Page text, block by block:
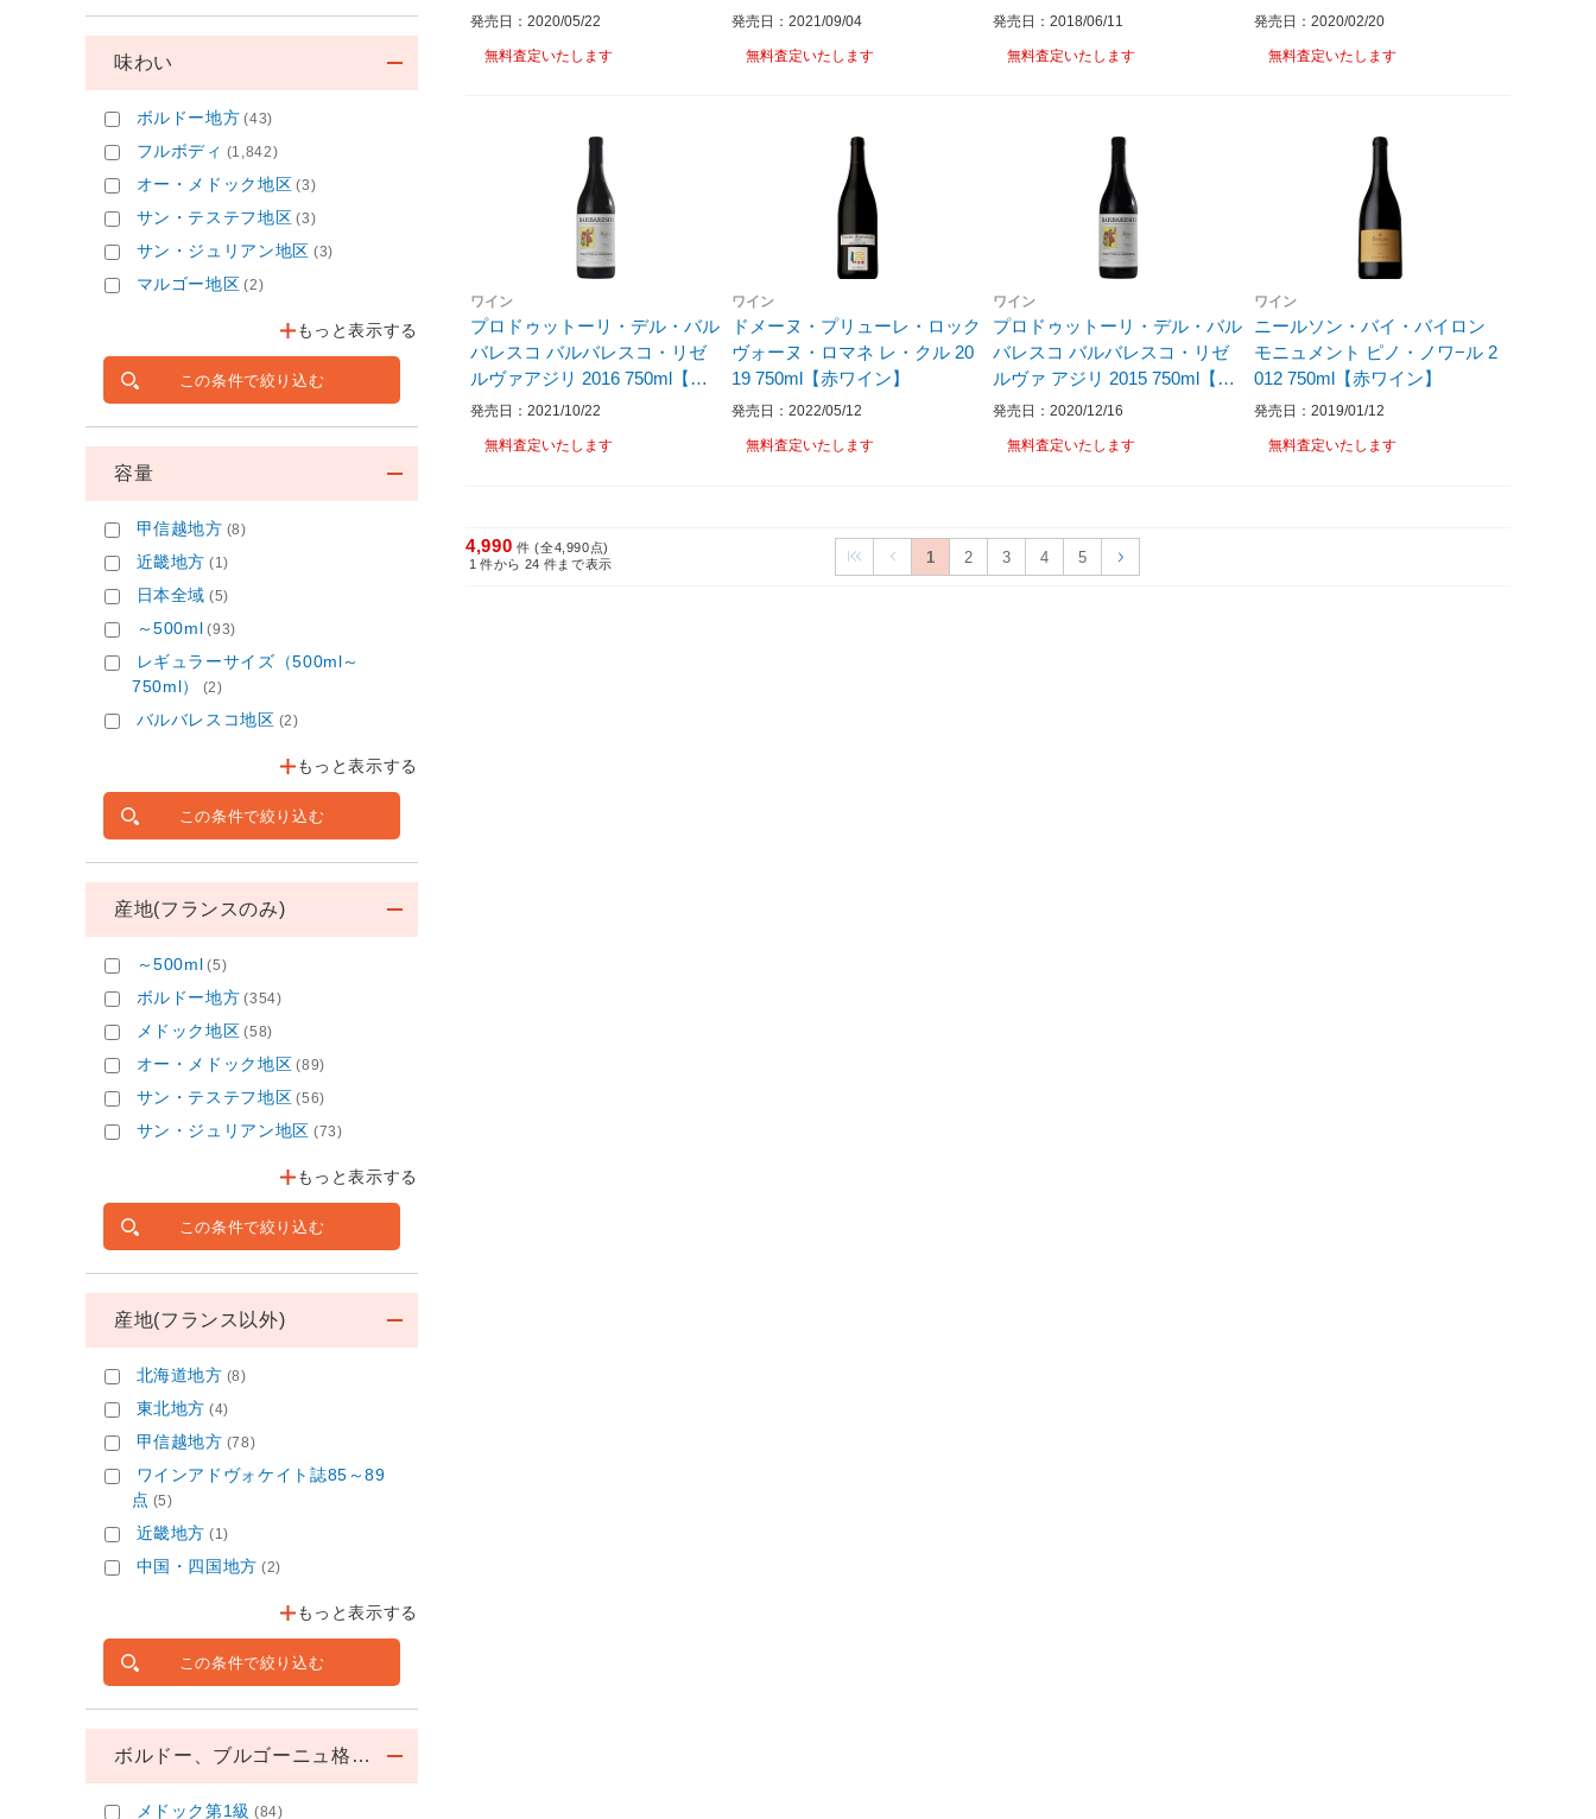
発売日：2020/05/22
無料査定いたします
発売日：2021/09/04
無料査定いたします
発売日：2018/06/11
無料査定いたします
発売日：2020/02/20
無料査定いたします
ワイン
プロドゥットーリ・デル・バル
バレスコ バルバレスコ・リゼ
ルヴァアジリ 2016 750ml【赤
ワイン】
発売日：2021/10/22
無料査定いたします
ワイン
ドメーヌ・プリューレ・ロック
ヴォーヌ・ロマネ レ・クル 20
19 750ml【赤ワイン】
発売日：2022/05/12
無料査定いたします
ワイン
プロドゥットーリ・デル・バル
バレスコ バルバレスコ・リゼ
ルヴァ アジリ 2015 750ml【赤
ワイン】
発売日：2020/12/16
無料査定いたします
ワイン
ニールソン・バイ・バイロン
モニュメント ピノ・ノワ−ル 2
012 750ml【赤ワイン】
発売日：2019/01/12
無料査定いたします
4,990 件 (全4,990点)
1 件から 24 件まで表示 1 2 3 4 5
味わい
ボルドー地方 (43)
フルボディ (1,842)
オー・メドック地区 (3)
サン・テステフ地区 (3)
サン・ジュリアン地区 (3)
マルゴー地区 (2)
もっと表示する
この条件で絞り込む
容量
甲信越地方 (8)
近畿地方 (1)
日本全域 (5)
～500ml (93)
レギュラーサイズ（500ml～
750ml）
(2)
バルバレスコ地区 (2)
もっと表示する
この条件で絞り込む
産地(フランスのみ)
～500ml (5)
ボルドー地方 (354)
メドック地区 (58)
オー・メドック地区 (89)
サン・テステフ地区 (56)
サン・ジュリアン地区 (73)
もっと表示する
この条件で絞り込む
産地(フランス以外)
北海道地方 (8)
東北地方 (4)
甲信越地方 (78)
ワインアドヴォケイト誌85～89
点 (5)
近畿地方 (1)
中国・四国地方 (2)
もっと表示する
この条件で絞り込む
ボルドー、ブルゴーニュ格付け
メドック第1級 (84)